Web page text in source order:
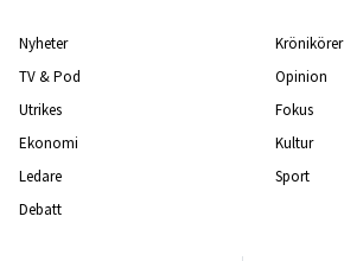
Nyheter
TV & Pod
Utrikes
Ekonomi
Ledare
Debatt
Krönikörer
Opinion
Fokus
Kultur
Sport